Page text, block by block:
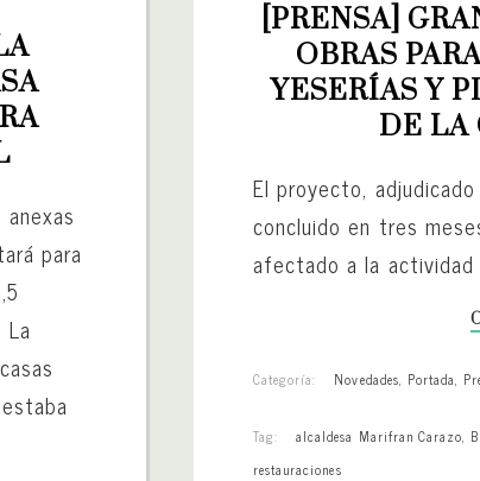
para
[PRENSA]
OBRAS
YESERÍAS Y
DE LA
El proyecto,
concluido en tres
afectado a la actividad
Categoría: Novedades, Portada,
Tag: alcaldesa Marifran Carazo,
restauraciones